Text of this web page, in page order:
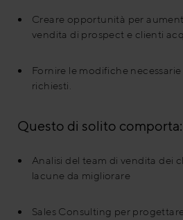
Creare opportunità per
vendita di prospect e clienti
Fornire le modifiche
richiesti.
Questo di solito comporta:
Analisi del team di vendita dei
lacune da migliorare
Sales Consulting per